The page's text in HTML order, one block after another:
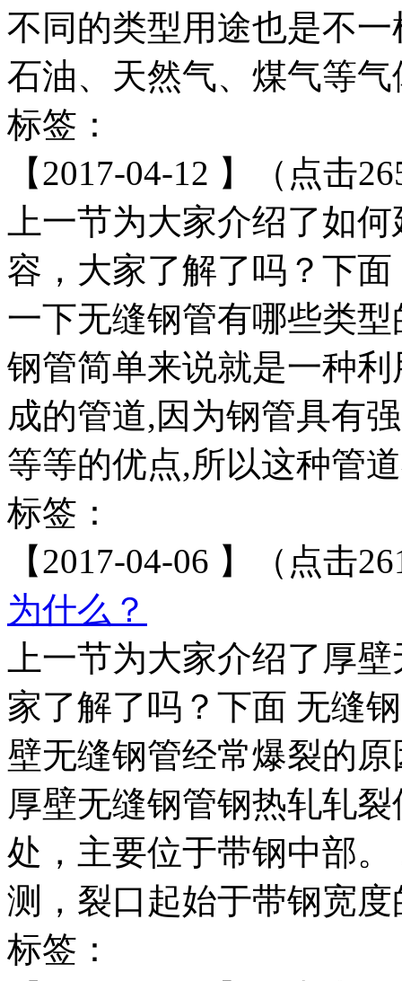
不同的类型用途也是不
石油、天然气、煤气等
标签：
【2017-04-12 】（点击
上一节为大家介绍了如
容，大家了解了吗？下
一下无缝钢管有哪些类
钢管简单来说就是一种
成的管道,因为钢管具有
等等的优点,所以这种管
标签：
【2017-04-06 】（点击
为什么？
上一节为大家介绍了厚
家了解了吗？下面 无缝
壁无缝钢管经常爆裂的
厚壁无缝钢管钢热轧轧
处，主要位于带钢中部
测，裂口起始于带钢宽
标签：